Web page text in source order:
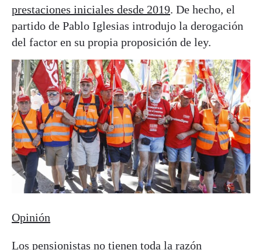
prestaciones iniciales desde 2019. De hecho, el
partido de Pablo Iglesias introdujo la derogación
del factor en su propia proposición de ley.
Opinión
Los pensionistas no tienen toda la razón